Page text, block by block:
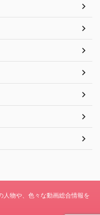
人物や、色々な動画総合情報を